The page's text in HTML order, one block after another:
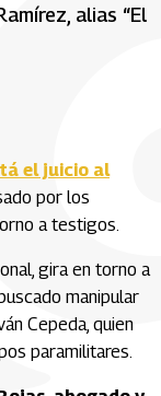
alias “El
el juicio al
por los
a testigos.
gira en torno a
manipular
Cepeda, quien
paramilitares.